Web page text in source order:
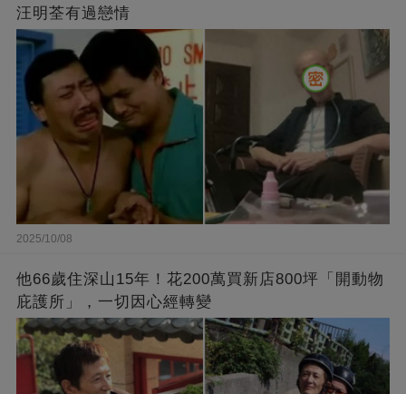
汪明荃有過戀情
2025/10/08
他66歲住深山15年！花200萬買新店800坪「開動物
庇護所」，一切因心經轉變